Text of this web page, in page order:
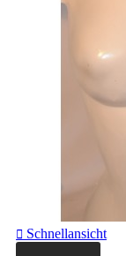
Schnellansicht